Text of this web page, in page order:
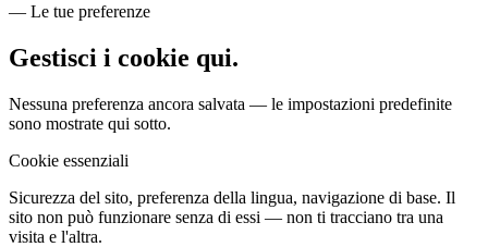
— Le tue preferenze
Gestisci i cookie qui.
Nessuna preferenza ancora salvata — le impostazioni predefinite
sono mostrate qui sotto.
Cookie essenziali
Sicurezza del sito, preferenza della lingua, navigazione di base. Il
sito non può funzionare senza di essi — non ti tracciano tra una
visita e l'altra.